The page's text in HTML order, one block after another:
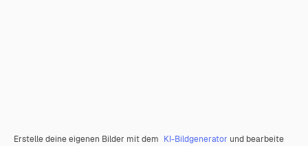
Erstelle deine eigenen Bilder mit dem KI-Bildgenerator und bearbeite